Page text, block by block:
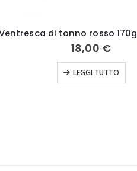
18,00 €
LEGGI TUTTO